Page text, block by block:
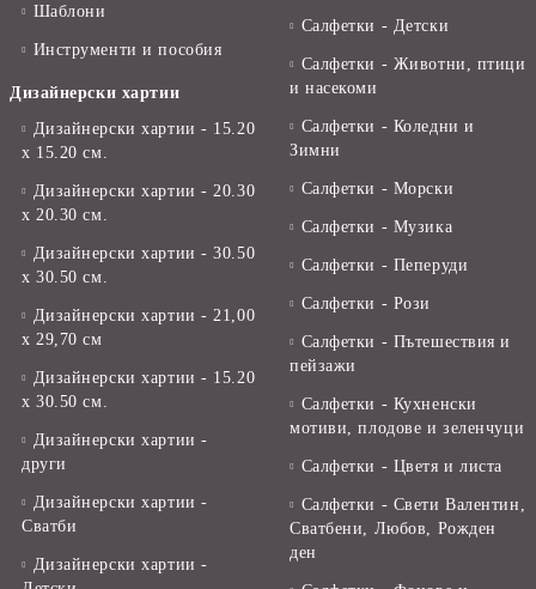
Шаблони
Инструменти и пособия
Дизайнерски хартии
Дизайнерски хартии - 15.20
х 15.20 см.
Дизайнерски хартии - 20.30
х 20.30 см.
Дизайнерски хартии - 30.50
х 30.50 см.
Дизайнерски хартии - 21,00
х 29,70 см
Дизайнерски хартии - 15.20
x 30.50 см.
Дизайнерски хартии -
други
Дизайнерски хартии -
Сватби
Дизайнерски хартии -
Салфетки - Детски
Салфетки - Животни, птици
и насекоми
Салфетки - Коледни и
Зимни
Салфетки - Морски
Салфетки - Музика
Салфетки - Пеперуди
Салфетки - Рози
Салфетки - Пътешествия и
пейзажи
Салфетки - Кухненски
мотиви, плодове и зеленчуци
Салфетки - Цветя и листа
Салфетки - Свети Валентин,
Сватбени, Любов, Рожден
ден